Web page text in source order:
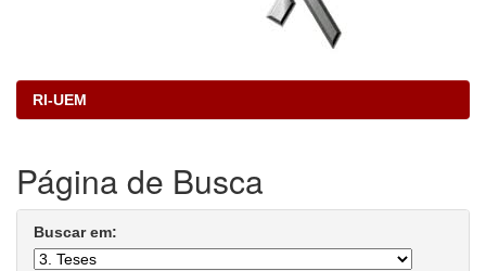
RI-UEM
Página de Busca
Buscar em: